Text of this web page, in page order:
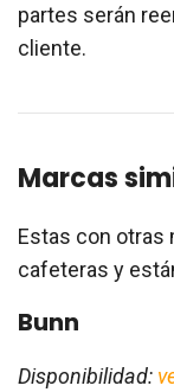
partes serán
cliente.
Marcas
Estas con otras
cafeteras y
Bunn
Disponibilidad: